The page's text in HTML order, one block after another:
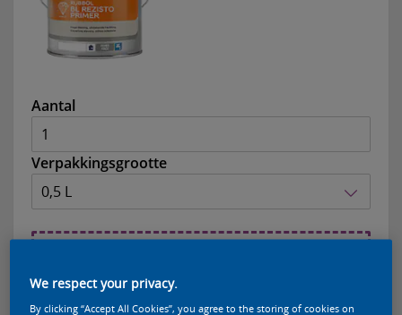
Aantal
Verpakkingsgrootte
0,5 L
Selecteer een kleur voor deze verf
We respect your privacy.
By clicking “Accept All Cookies”, you agree to the storing of cookies on